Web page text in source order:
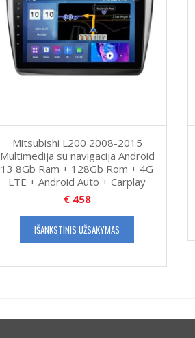
Mitsubishi L200 2008-2015
Multimedija su navigacija Android
13 8Gb Ram + 128Gb Rom + 4G
LTE + Android Auto + Carplay
€458
IŠANKSTINIS UŽSAKYMAS